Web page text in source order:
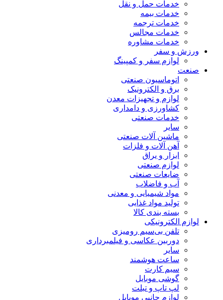
خدمات حمل و نقل
خدمات بیمه
خدمات ترجمه
خدمات مجالس
خدمات مشاوره
ورزش و سفر
لوازم سفر و کمپینگ
صنعت
اتوماسیون صنعتی
برق و الکترونیک
لوازم و تجهیزات معدن
کشاورزی و دامداری
خدمات صنعتی
سایر
ماشین آلات صنعتی
آهن آلات و فلزات
ابزار و یراق
لوازم صنعتی
ضایعات صنعتی
آب و فاضلاب
مواد شیمیایی و معدنی
تولید مواد غذایی
بسته بندی کالا
لوازم الکترونیکی
تلفن بی‌سیم رومیزی
دوربین عکاسی و فیلمبرداری
سایر
ساعت هوشمند
سیم کارت
گوشی موبایل
لپ تاپ و تبلت
لوازم جانبی موبایل